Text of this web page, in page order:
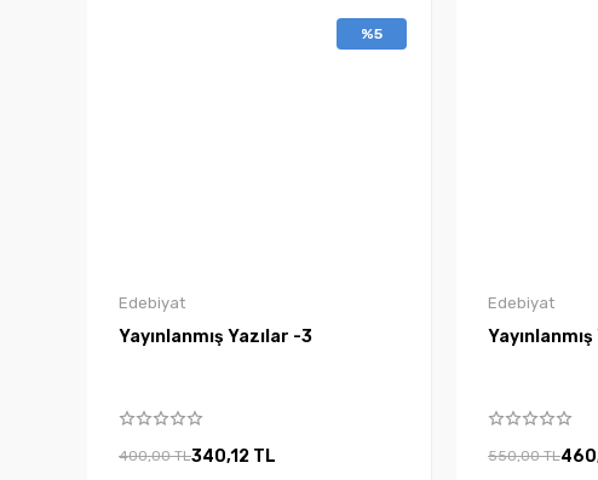
%5
Edebiyat
Yayınlanmış Yazılar -3
400,00 TL340,12 TL
Edebiyat
550,00 TL